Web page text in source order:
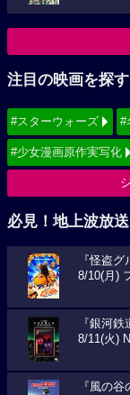
注目の映画を探す
#スターウォーズ #
#少女漫画原作実写化
必見！地上波放
『怪盗
8/10(月)
『銀河鉄
8/11(火)
『風の谷